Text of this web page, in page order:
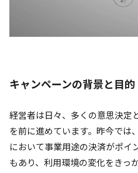
キャンペーンの背景と目的
経営者は日々、多くの意思決定
を前に進めています。昨今では
において事業用途の決済がポイ
もあり、利用環境の変化をきっ